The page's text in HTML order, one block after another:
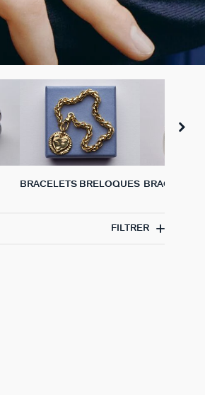
BRACELETS BRELOQUES BRACELETS
FILTRER